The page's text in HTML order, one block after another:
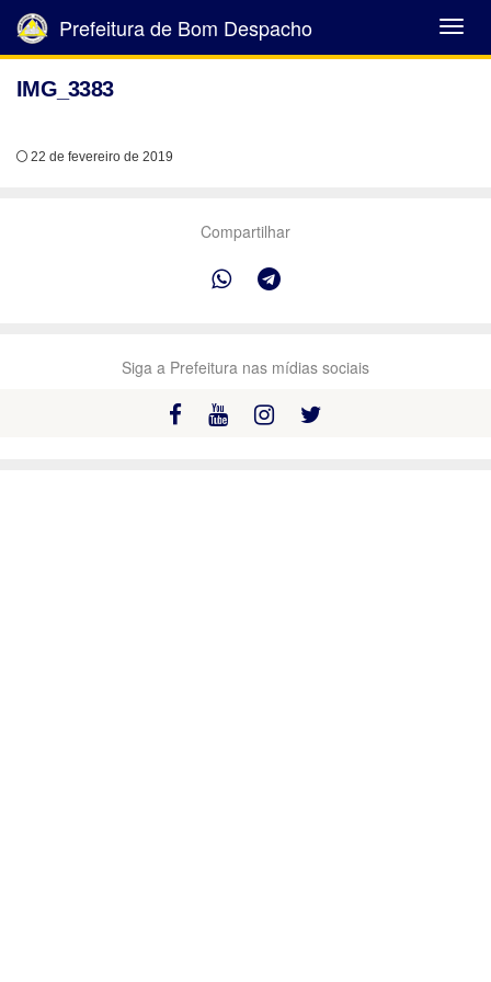
Abrir
Menu
Prefeitura de Bom Despacho
IMG_3383
22 de fevereiro de 2019
Compartilhar
Siga a Prefeitura nas mídias sociais